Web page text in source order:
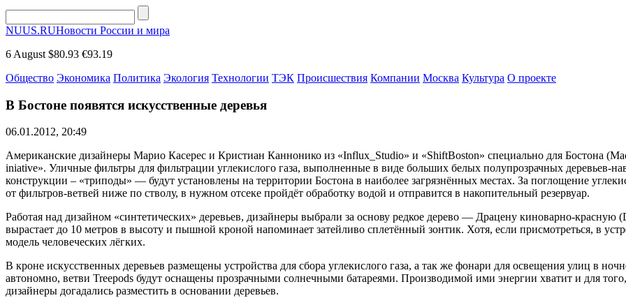
NUUS.RUНовости России и мира
6 August $80.93 €93.19
Общество Экономика Политика Экология Технологии ТЭК Происшествия Компании Москва Культура О проекте
В Бостоне появятся искусственные деревья
06.01.2012, 20:49
Американские дизайнеры Марио Касерес и Кристиан Каннонико из «Influx_Studio» и «ShiftBoston» специально для Бостона
iniative». Уличные фильтры для фильтрации углекислого газа, выполненные в виде больших белых полупрозрачных деревьев-
конструкции – «триподы» — будут установлены на территории Бостона в наиболее загрязнённых местах. За поглощение
от фильтров-ветвей ниже по стволу, в нужном отсеке пройдёт обработку водой и отправится в накопительный резервуар.
Работая над дизайном «синтетических» деревьев, дизайнеры выбрали за основу редкое дерево — Драцену киноварно-красную
вырастает до 10 метров в высоту и пышной кроной напоминает затейливо сплетённый зонтик. Хотя, если присмотреться, в
модель человеческих лёгких.
В кроне искусственных деревьев размещены устройства для сбора углекислого газа, а так же фонари для освещения улиц в
автономно, ветви Treepods будут оснащены прозрачными солнечными батареями. Производимой ими энергии хватит и для
дизайнеры догадались разместить в основании деревьев.